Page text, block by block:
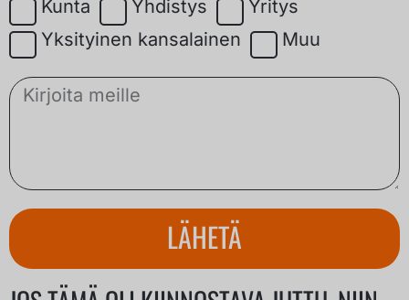
Kunta Yhdistys
Yritys
Yksityinen kansalainen
Muu
LÄHETÄ